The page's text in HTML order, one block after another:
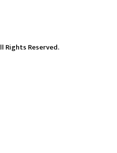
Rights Reserved.